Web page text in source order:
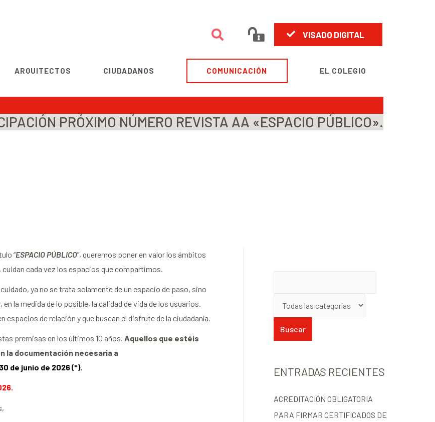
VISADO DIGITAL
ARQUITECTOS CIUDADANOS COMUNICACIÓN EL COLEGIO
PRÓXIMO NÚMERO REVISTA AA «ESPACIO PÚBLICO».
“ESPACIO PÚBLICO”, queremos poner en valor los ámbitos
cada vez los espacios que compartimos.
ya no se trata solamente de un espacio de paso, sino
la medida de lo posible, la calidad de vida de los usuarios.
de relación y que buscan el disfrute de la ciudadanía.
premisas en los últimos 10 años. Aquellos que estéis
la documentación necesaria a
de junio de 2026 (*). ENTRADAS RECIENTES
ACREDITACIÓN OBLIGATORIA
PARA FIRMAR CERTIFICADOS DE